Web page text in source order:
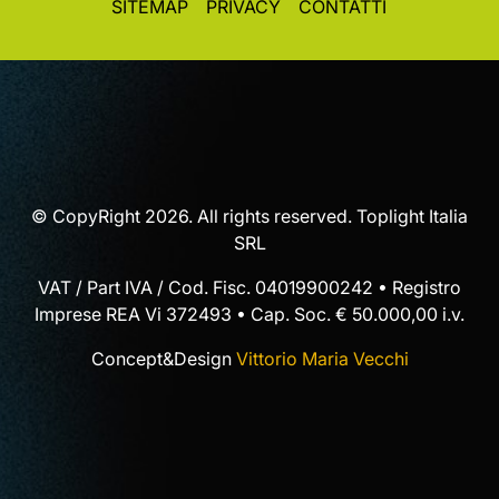
SITEMAP PRIVACY CONTATTI
© CopyRight 2026. All rights reserved. Toplight Italia
SRL
VAT / Part IVA / Cod. Fisc. 04019900242 • Registro
Imprese REA Vi 372493 • Cap. Soc. € 50.000,00 i.v.
Concept&Design Vittorio Maria Vecchi